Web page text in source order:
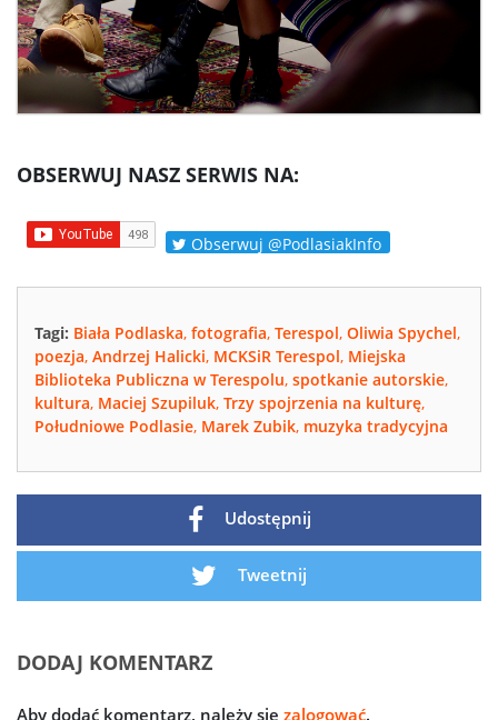
OBSERWUJ NASZ SERWIS NA:
Obserwuj @PodlasiakInfo
Tagi: Biała Podlaska, fotografia, Terespol, Oliwia Spychel,
poezja, Andrzej Halicki, MCKSiR Terespol, Miejska
Biblioteka Publiczna w Terespolu, spotkanie autorskie,
kultura, Maciej Szupiluk, Trzy spojrzenia na kulturę,
Południowe Podlasie, Marek Zubik, muzyka tradycyjna
Udostępnij
Tweetnij
DODAJ KOMENTARZ
Aby dodać komentarz, należy się zalogować.